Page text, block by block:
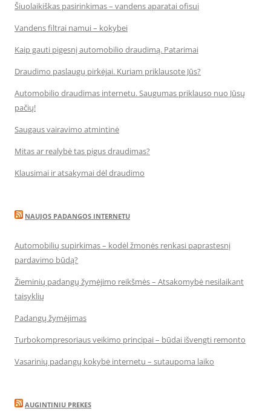
Šiuolaikiškas pasirinkimas – vandens aparatai ofisui
Vandens filtrai namui – kokybei
Kaip gauti pigesnį automobilio draudimą. Patarimai
Draudimo paslaugų pirkėjai. Kuriam priklausote Jūs?
Automobilio draudimas internetu. Saugumas priklauso nuo Jūsų
pačių!
Saugaus vairavimo atmintinė
Mitas ar realybė tas pigus draudimas?
Klausimai ir atsakymai dėl draudimo
NAUJOS PADANGOS INTERNETU
Automobilių supirkimas – kodėl žmonės renkasi paprastesnį
pardavimo būdą?
Žieminių padangų žymėjimo reikšmės – Atsakomybė nesilaikant
taisyklių
Padangų žymėjimas
Turbokompresoriaus veikimo principai – būdai išvengti remonto
Vasarinių padangų kokybė internetu – sutaupoma laiko
AUGINTINIU PREKES